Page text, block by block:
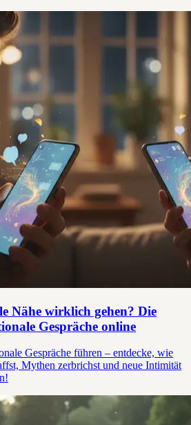
Nähe wirklich gehen? Die
Gespräche online
Gespräche führen – entdecke, wie
Mythen zerbrichst und neue Intimität